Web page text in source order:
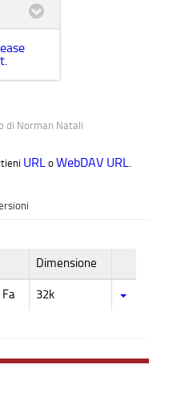
di Norman Natali
URL o WebDAV URL.
Dimensione
32k